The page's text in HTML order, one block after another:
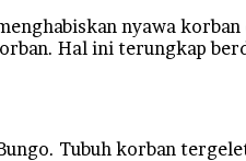
nyawa
Hal ini terungkap
Tubuh korban